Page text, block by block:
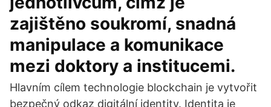
zajištěno soukromí, snadná
manipulace a komunikace
mezi doktory a institucemi.
Hlavním cílem technologie blockchain je vytvořit
bezpečný odkaz digitální identity. Identita je